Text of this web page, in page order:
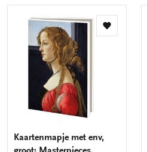
Toevoegen
Kaartenmapje met env,